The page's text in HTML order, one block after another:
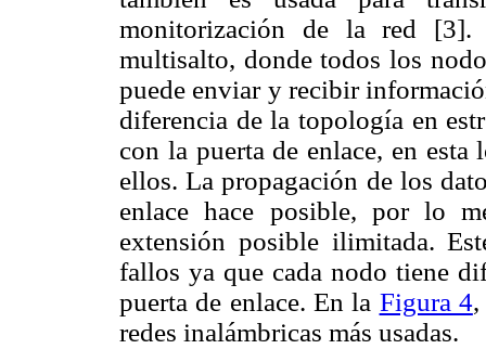
monitorización de la red
multisalto, donde todos los
puede enviar y recibir
diferencia de la topología en
con la puerta de enlace, en esta
ellos. La propagación de los
enlace hace posible, por lo
extensión posible ilimitada.
fallos ya que cada nodo tiene
puerta de enlace. En la Figura 4,
redes inalámbricas más usadas.